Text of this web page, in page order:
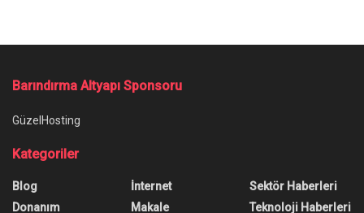
Corsair Müşterisinin Siparişini
İptal Edip 800 Dolar Zam Yaptı